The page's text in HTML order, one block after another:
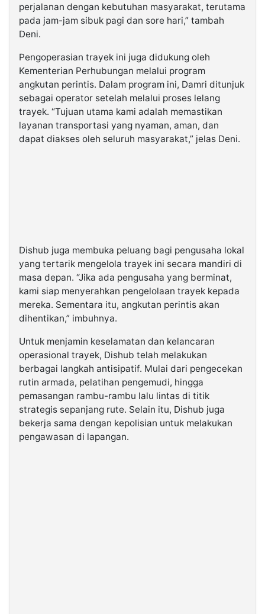
perjalanan dengan kebutuhan masyarakat, terutama
pada jam-jam sibuk pagi dan sore hari,” tambah
Deni.
Pengoperasian trayek ini juga didukung oleh
Kementerian Perhubungan melalui program
angkutan perintis. Dalam program ini, Damri ditunjuk
sebagai operator setelah melalui proses lelang
trayek. “Tujuan utama kami adalah memastikan
layanan transportasi yang nyaman, aman, dan
dapat diakses oleh seluruh masyarakat,” jelas Deni.
Dishub juga membuka peluang bagi pengusaha lokal
yang tertarik mengelola trayek ini secara mandiri di
masa depan. “Jika ada pengusaha yang berminat,
kami siap menyerahkan pengelolaan trayek kepada
mereka. Sementara itu, angkutan perintis akan
dihentikan,” imbuhnya.
Untuk menjamin keselamatan dan kelancaran
operasional trayek, Dishub telah melakukan
berbagai langkah antisipatif. Mulai dari pengecekan
rutin armada, pelatihan pengemudi, hingga
pemasangan rambu-rambu lalu lintas di titik
strategis sepanjang rute. Selain itu, Dishub juga
bekerja sama dengan kepolisian untuk melakukan
pengawasan di lapangan.